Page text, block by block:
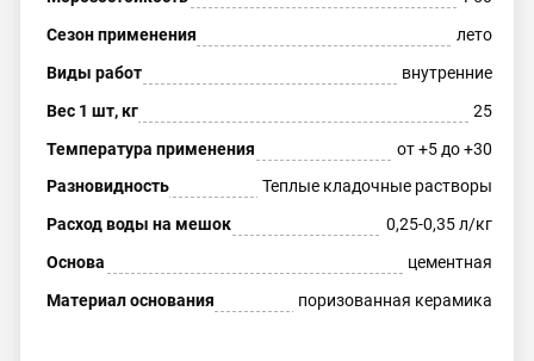
Сезон применения
лето
Виды работ
внутренние
Вес 1 шт, кг
25
Температура применения
от +5 до +30
Разновидность
Теплые кладочные растворы
Расход воды на мешок
0,25-0,35 л/кг
Основа
цементная
Материал основания
поризованная керамика